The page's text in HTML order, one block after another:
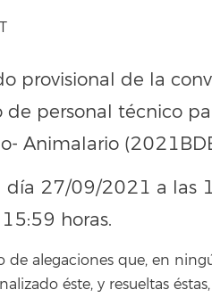
provisional de la
personal técnico
Animalario
día 27/09/2021 a las
horas.
alegaciones que, en
éste, y resueltas